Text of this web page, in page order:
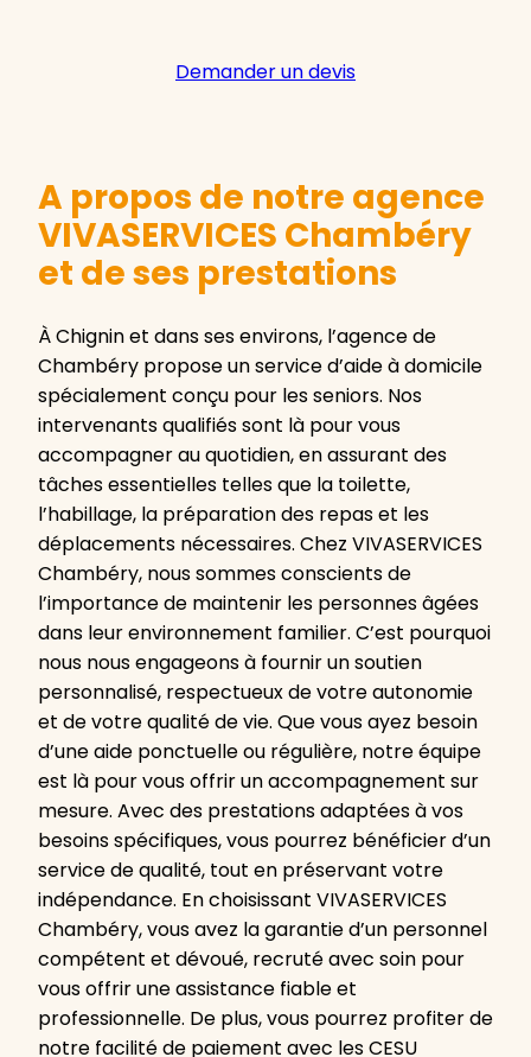
Demander un devis
A propos de notre agence
VIVASERVICES Chambéry
et de ses prestations
À Chignin et dans ses environs, l’agence de
Chambéry propose un service d’aide à domicile
spécialement conçu pour les seniors. Nos
intervenants qualifiés sont là pour vous
accompagner au quotidien, en assurant des
tâches essentielles telles que la toilette,
l’habillage, la préparation des repas et les
déplacements nécessaires. Chez VIVASERVICES
Chambéry, nous sommes conscients de
l’importance de maintenir les personnes âgées
dans leur environnement familier. C’est pourquoi
nous nous engageons à fournir un soutien
personnalisé, respectueux de votre autonomie
et de votre qualité de vie. Que vous ayez besoin
d’une aide ponctuelle ou régulière, notre équipe
est là pour vous offrir un accompagnement sur
mesure. Avec des prestations adaptées à vos
besoins spécifiques, vous pourrez bénéficier d’un
service de qualité, tout en préservant votre
indépendance. En choisissant VIVASERVICES
Chambéry, vous avez la garantie d’un personnel
compétent et dévoué, recruté avec soin pour
vous offrir une assistance fiable et
professionnelle. De plus, vous pourrez profiter de
notre facilité de paiement avec les CESU